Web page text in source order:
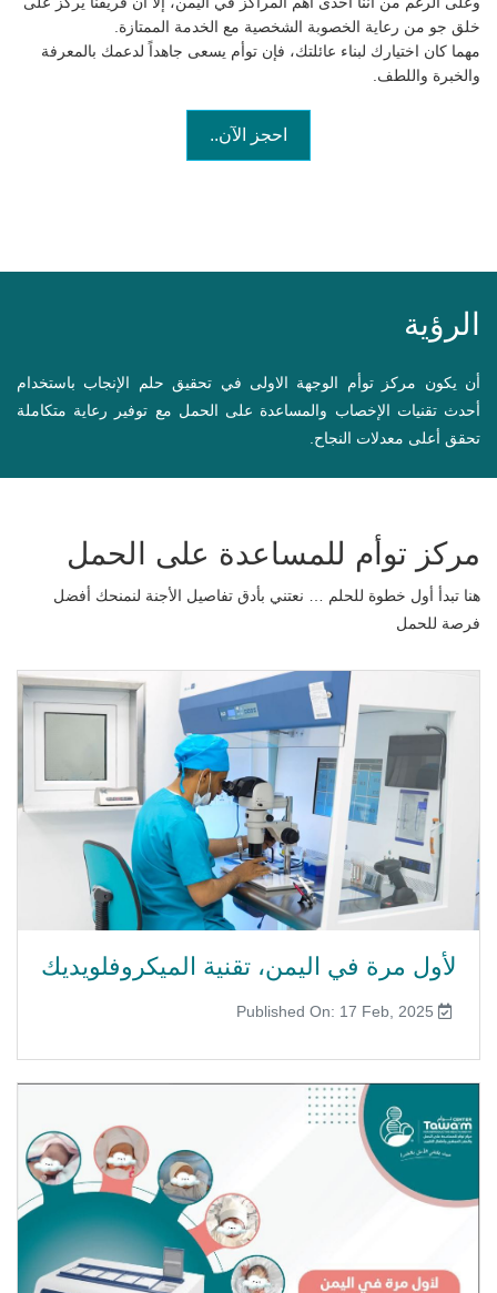
خلق جو من رعاية الخصوبة الشخصية مع الخدمة الممتازة.
مهما كان اختيارك لبناء عائلتك، فإن توأم يسعى جاهداً لدعمك بالمعرفة
والخبرة واللطف.
احجز الآن..
الرؤية
أن يكون مركز توأم الوجهة الاولى في تحقيق حلم الإنجاب باستخدام
أحدث تقنيات الإخصاب والمساعدة على الحمل مع توفير رعاية متكاملة
تحقق أعلى معدلات النجاح.
مركز توأم للمساعدة على الحمل
هنا تبدأ أول خطوة للحلم … نعتني بأدق تفاصيل الأجنة لنمنحك أفضل
فرصة للحمل
لأول مرة في اليمن، تقنية الميكروفلويديك